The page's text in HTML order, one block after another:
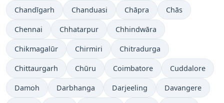
Chandīgarh Chanduasi Chāpra Chās
Chennai Chhatarpur Chhindwāra
Chikmagalūr Chirmiri Chitradurga
Chittaurgarh Chūru Coimbatore Cuddalore
Damoh Darbhanga Darjeeling Davangere